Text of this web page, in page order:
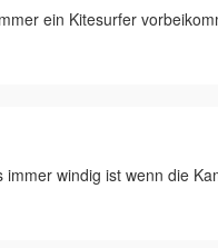
ein Kitesurfer
windig ist wenn die